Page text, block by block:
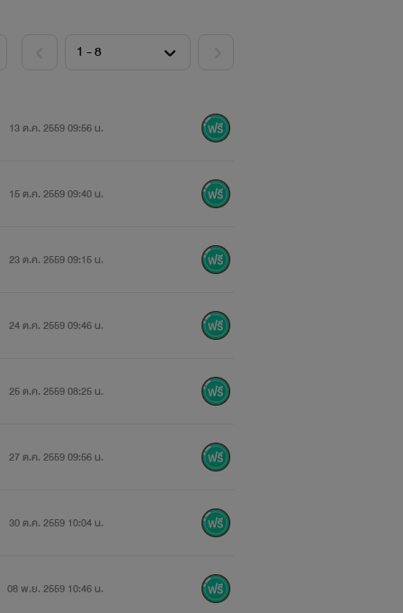
13 ต.ค. 2559 09:56 น.
15 ต.ค. 2559 09:40 น.
23 ต.ค. 2559 09:15 น.
24 ต.ค. 2559 09:46 น.
25 ต.ค. 2559 08:25 น.
27 ต.ค. 2559 09:56 น.
30 ต.ค. 2559 10:04 น.
08 พ.ย. 2559 10:46 น.